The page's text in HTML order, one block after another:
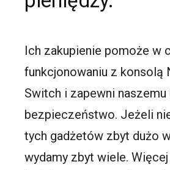
Ich zakupienie pomoże w
funkcjonowaniu z konsolą
Switch i zapewni naszemu
bezpieczeństwo. Jeżeli
tych gadżetów zbyt dużo
wydamy zbyt wiele.